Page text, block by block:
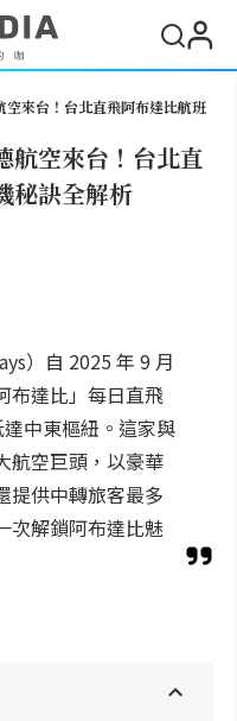
空來台！台北直飛阿布達比航班
航空來台！台北直
秘訣全解析
）自 2025 年 9 月
布達比」每日直飛
中東樞紐。這家與
航空巨頭，以豪華
提供中轉旅客最多
次解鎖阿布達比魅